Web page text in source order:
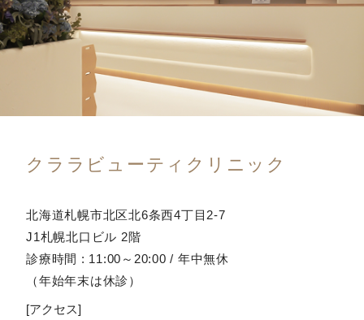
クララビューティクリニック
北海道札幌市北区北6条西4丁目2-7
J1札幌北口ビル 2階
診療時間 : 11:00～20:00 / 年中無休
（年始年末は休診）
[アクセス]